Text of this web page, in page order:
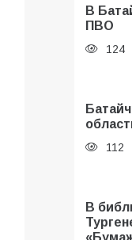
В
ПВО
124
112
В